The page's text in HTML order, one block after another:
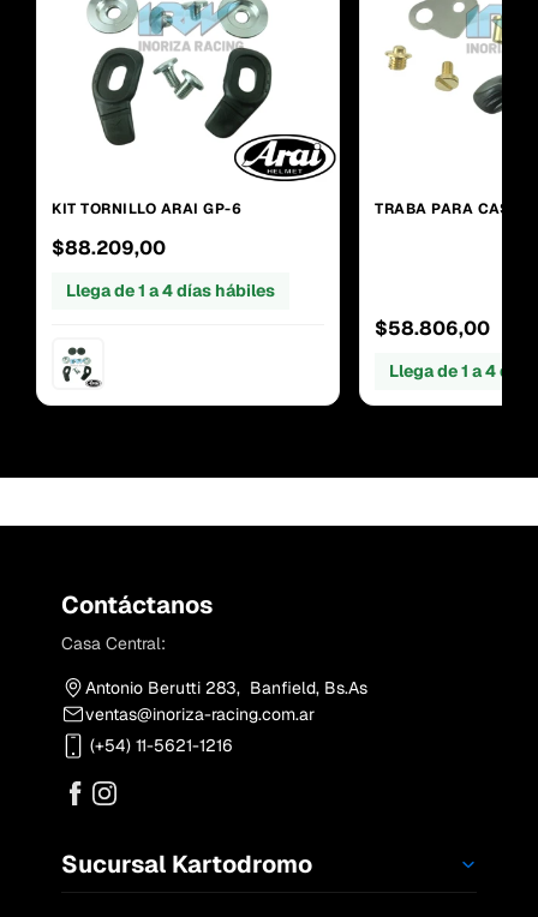
KIT TORNILLO ARAI GP-6
$88.209,00
Llega de 1 a 4 días hábiles
TRABA PARA CASCO
$58.806,00
Llega de 1 a 4
Contáctanos
Casa Central:
Antonio Berutti 283, Banfield, Bs.As
ventas@inoriza-racing.com.ar
(+54) 11-5621-1216
Sucursal Kartodromo